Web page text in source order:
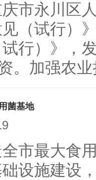
市永川区
（试行）
行）》，
。加强农
菌基地
市最大食
设施建设